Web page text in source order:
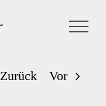
Zurück
Vor